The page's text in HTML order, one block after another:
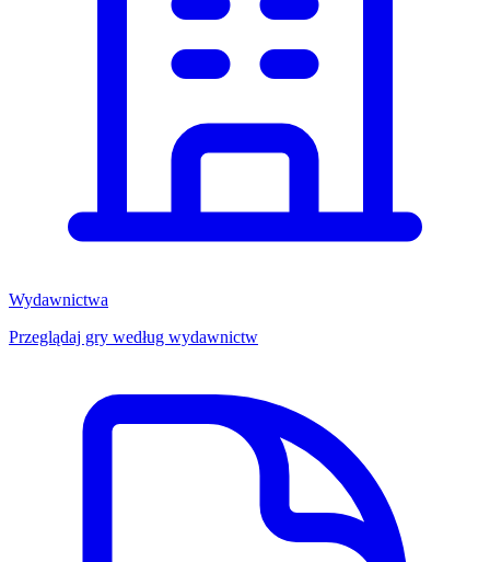
Wydawnictwa
Przeglądaj gry według wydawnictw